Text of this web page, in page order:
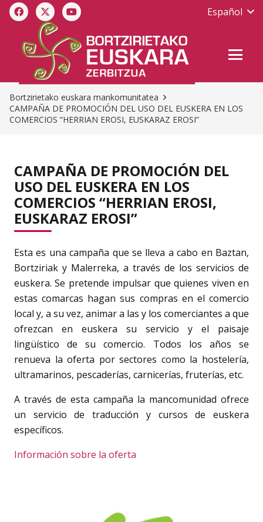
Español
Bortzirietako euskara mankomunitatea
CAMPAÑA DE PROMOCIÓN DEL USO DEL EUSKERA EN LOS
COMERCIOS “HERRIAN EROSI, EUSKARAZ EROSI”
CAMPAÑA DE PROMOCIÓN DEL
USO DEL EUSKERA EN LOS
COMERCIOS “HERRIAN EROSI,
EUSKARAZ EROSI”
Esta es una campaña que se lleva a cabo en Baztan,
Bortziriak y Malerreka, a través de los servicios de
euskera. Se pretende impulsar que quienes viven en
estas comarcas hagan sus compras en el comercio
local y, a su vez, animar a las y los comerciantes a que
ofrezcan en euskera su servicio y el paisaje
lingüístico de su comercio. Todos los años se
renueva la oferta por sectores como la hostelería,
ultramarinos, pescaderías, carnicerías, fruterías, etc.
A través de esta campaña la mancomunidad ofrece
un servicio de traducción y cursos de euskera
específicos.
Información sobre la oferta